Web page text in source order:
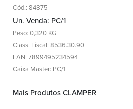
Cód.: 84875
Un. Venda: PC/1
Peso: 0,320 KG
Class. Fiscal: 8536.30.90
EAN: 7899495234594
Caixa Master: PC/1
Mais Produtos CLAMPER